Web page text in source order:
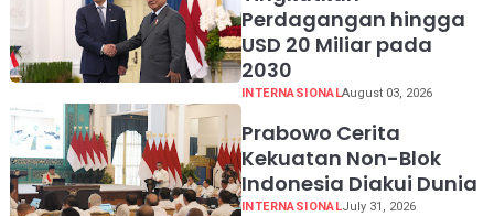
Perdagangan hingga
USD 20 Miliar pada
2030
INTERNASIONALAugust 03, 2026
Prabowo Cerita
Kekuatan Non-Blok
Indonesia Diakui Dunia
INTERNASIONALJuly 31, 2026